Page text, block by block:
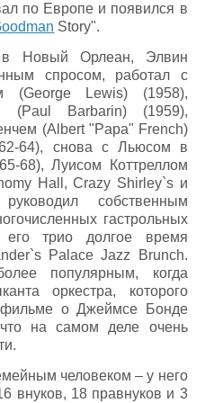
по Европе и появился в
Story".
в Новый Орлеан, Элвин
спросом, работал с
(George Lewis) (1958),
(Paul Barbarin) (1959),
(Albert "Papa" French)
64), снова с Льюсом в
68), Луисом Коттреллом
Hall, Crazy Shirley`s и
собственным
гастрольных
трио долгое время
Palace Jazz Brunch.
популярным, когда
оркестра, которого
о Джеймсе Бонде
на самом деле очень
человеком – у него
внуков, 18 правнуков и 3